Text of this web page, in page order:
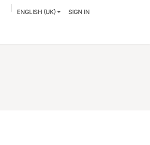
ENGLISH (UK) SIGN IN